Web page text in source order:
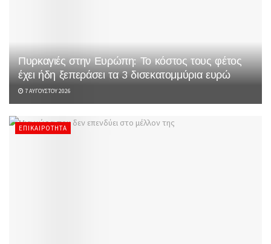
Πυρκαγιές στην Ευρώπη: Το κόστος τους φέτος
έχει ήδη ξεπεράσει τα 3 δισεκατομμύρια ευρώ
7 ΑΥΓΟΎΣΤΟΥ 2026
ΕΠΙΚΑΙΡΌΤΗΤΑ